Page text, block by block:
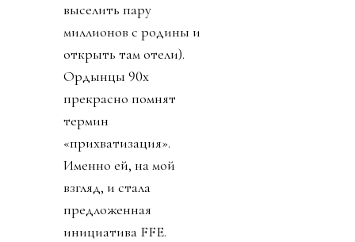
выселить пару
миллионов с родины и
открыть там отели).
Ордынцы 90х
прекрасно помнят
термин
«прихватизация».
Именно ей, на мой
взгляд, и стала
предложенная
инициатива FFE.